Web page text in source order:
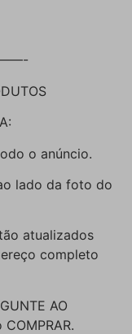
o anúncio.
lado da foto do
atualizados
completo
AO